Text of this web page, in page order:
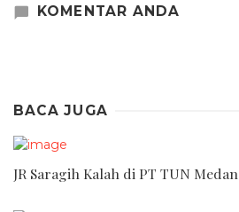
KOMENTAR ANDA
BACA JUGA
JR Saragih Kalah di PT TUN Medan